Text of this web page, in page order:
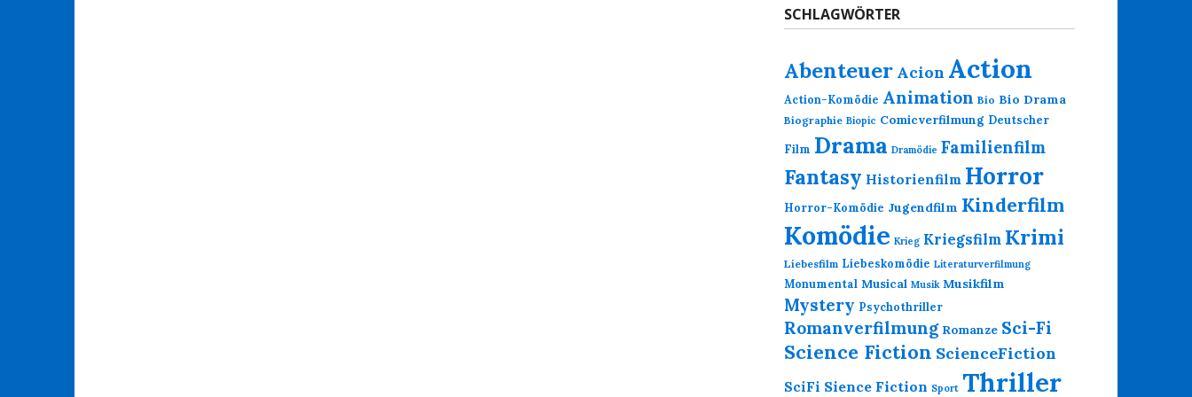
SCHLAGWÖRTER
Abenteuer Acion Action
Action-Komödie Animation Bio Bio Drama
Biographie Biopic Comicverfilmung Deutscher
Film Drama Dramödie Familienfilm
Fantasy Historienfilm Horror
Horror-Komödie Jugendfilm Kinderfilm
Komödie Krieg Kriegsfilm Krimi
Liebesfilm Liebeskomödie Literaturverfilmung
Monumental Musical Musik Musikfilm
Mystery Psychothriller
Romanverfilmung Romanze Sci-Fi
Science Fiction ScienceFiction
SciFi Sience Fiction Sport Thriller